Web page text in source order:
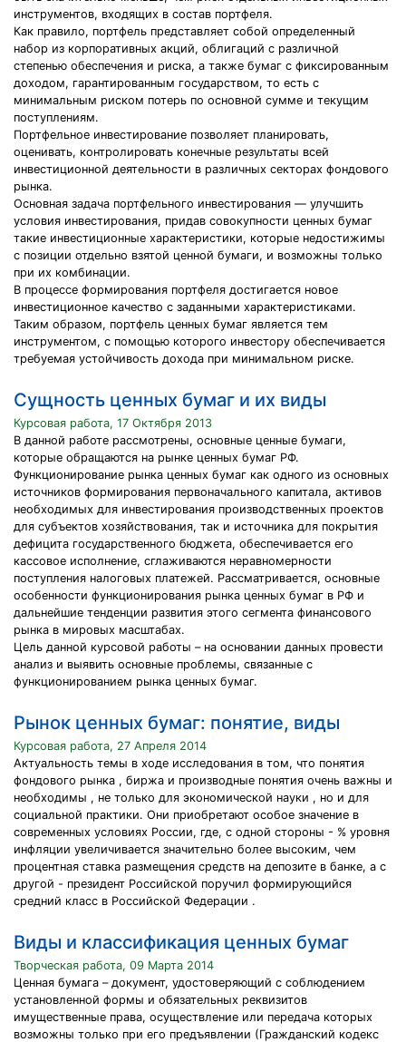
инструментов, входящих в состав портфеля.
Как правило, портфель представляет собой определенный
набор из корпоративных акций, облигаций с различной
степенью обеспечения и риска, а также бумаг с фиксированным
доходом, гарантированным государством, то есть с
минимальным риском потерь по основной сумме и текущим
поступлениям.
Портфельное инвестирование позволяет планировать,
оценивать, контролировать конечные результаты всей
инвестиционной деятельности в различных секторах фондового
рынка.
Основная задача портфельного инвестирования — улучшить
условия инвестирования, придав совокупности ценных бумаг
такие инвестиционные характеристики, которые недостижимы
с позиции отдельно взятой ценной бумаги, и возможны только
при их комбинации.
В процессе формирования портфеля достигается новое
инвестиционное качество с заданными характеристиками.
Таким образом, портфель ценных бумаг является тем
инструментом, с помощью которого инвестору обеспечивается
требуемая устойчивость дохода при минимальном риске.
Сущность ценных бумаг и их виды
Курсовая работа, 17 Октября 2013
В данной работе рассмотрены, основные ценные бумаги,
которые обращаются на рынке ценных бумаг РФ.
Функционирование рынка ценных бумаг как одного из основных
источников формирования первоначального капитала, активов
необходимых для инвестирования производственных проектов
для субъектов хозяйствования, так и источника для покрытия
дефицита государственного бюджета, обеспечивается его
кассовое исполнение, сглаживаются неравномерности
поступления налоговых платежей. Рассматривается, основные
особенности функционирования рынка ценных бумаг в РФ и
дальнейшие тенденции развития этого сегмента финансового
рынка в мировых масштабах.
Цель данной курсовой работы – на основании данных провести
анализ и выявить основные проблемы, связанные с
функционированием рынка ценных бумаг.
Рынок ценных бумаг: понятие, виды
Курсовая работа, 27 Апреля 2014
Актуальность темы в ходе исследования в том, что понятия
фондового рынка , биржа и производные понятия очень важны и
необходимы , не только для экономической науки , но и для
социальной практики. Они приобретают особое значение в
современных условиях России, где, с одной стороны - % уровня
инфляции увеличивается значительно более высоким, чем
процентная ставка размещения средств на депозите в банке, а с
другой - президент Российской поручил формирующийся
средний класс в Российской Федерации .
Виды и классификация ценных бумаг
Творческая работа, 09 Марта 2014
Ценная бумага – документ, удостоверяющий с соблюдением
установленной формы и обязательных реквизитов
имущественные права, осуществление или передача которых
возможны только при его предъявлении (Гражданский кодекс